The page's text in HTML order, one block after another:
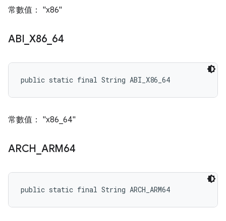
常數值： "x86"
ABI X86 64
public static final String ABI_X86_64
常數值： "x86_64"
ARCH ARM64
public static final String ARCH_ARM64